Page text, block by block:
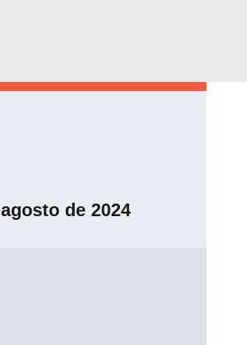
de 2024